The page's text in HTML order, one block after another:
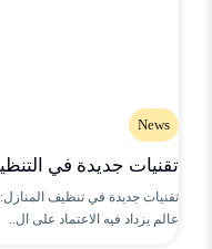
News
تقنيات جديدة في
تقنيات جديدة في تنظيف
عالم يزداد فيه الاعتماد على ال..